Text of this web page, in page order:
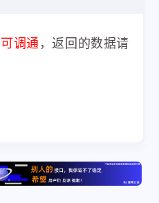
可调通 ，返回的数据请